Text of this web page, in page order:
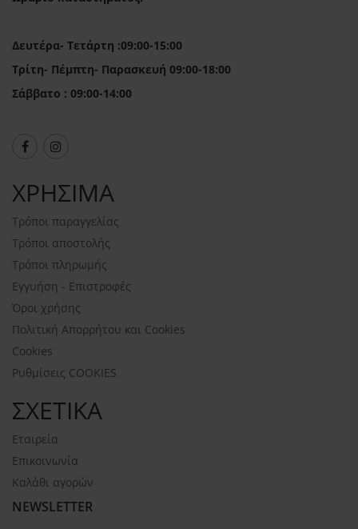
Δευτέρα- Τετάρτη :09:00-15:00
Τρίτη- Πέμπτη- Παρασκευή 09:00-18:00
Σάββατο : 09:00-14:00
ΧΡΗΣΙΜΑ
Τρόποι παραγγελίας
Τρόποι αποστολής
Τρόποι πληρωμής
Εγγυήση - Επιστροφές
Όροι χρήσης
Πολιτική Απορρήτου και Cookies
Cookies
Ρυθμίσεις COOKIES
ΣΧΕΤΙΚΑ
Εταιρεία
Επικοινωνία
Καλάθι αγορών
NEWSLETTER